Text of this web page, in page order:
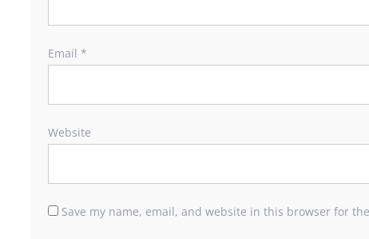
Email *
Website
Save my name, email, and website in this browser for